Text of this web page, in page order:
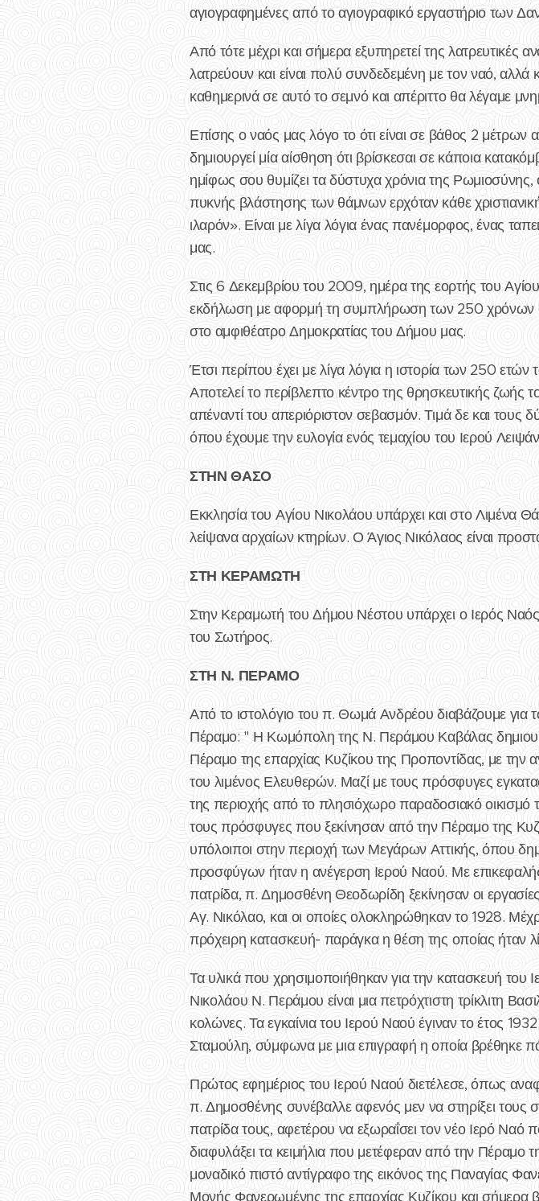
αγιογραφημένες από το αγιογραφικό εργαστήριο των
Από τότε μέχρι και σήμερα εξυπηρετεί της λατρευτικές
λατρεύουν και είναι πολύ συνδεδεμένη με τον ναό,
καθημερινά σε αυτό το σεμνό και απέριττο θα λέγαμε
Επίσης ο ναός μας λόγο το ότι είναι σε βάθος 2 μέτρων
δημιουργεί μία αίσθηση ότι βρίσκεσαι σε κάποια
ημίφως σου θυμίζει τα δύστυχα χρόνια της
πυκνής βλάστησης των θάμνων ερχόταν κάθε
ιλαρόν». Είναι με λίγα λόγια ένας πανέμορφος, ένας
μας.
Στις 6 Δεκεμβρίου του 2009, ημέρα της εορτής του
εκδήλωση με αφορμή τη συμπλήρωση των 250 χρόνων
στο αμφιθέατρο Δημοκρατίας του Δήμου μας.
Έτσι περίπου έχει με λίγα λόγια η ιστορία των 250
Αποτελεί το περίβλεπτο κέντρο της θρησκευτικής
απέναντί του απεριόριστον σεβασμόν. Τιμά δε και τους
όπου έχουμε την ευλογία ενός τεμαχίου του Ιερού
ΣΤΗΝ ΘΑΣΟ
Εκκλησία του Αγίου Νικολάου υπάρχει και στο Λιμένα
λείψανα αρχαίων κτηρίων. Ο Άγιος Νικόλαος είναι
ΣΤΗ ΚΕΡΑΜΩΤΗ
Στην Κεραμωτή του Δήμου Νέστου υπάρχει ο Ιερός
του Σωτήρος.
ΣΤΗ Ν. ΠΕΡΑΜΟ
Από το ιστολόγιο του π. Θωμά Ανδρέου διαβάζουμε για
Πέραμο: " Η Κωμόπολη της Ν. Περάμου Καβάλας
Πέραμο της επαρχίας Κυζίκου της Προποντίδας, με
του λιμένος Ελευθερών. Μαζί με τους πρόσφυγες
της περιοχής από το πλησιόχωρο παραδοσιακό οικισμό
τους πρόσφυγες που ξεκίνησαν από την Πέραμο της
υπόλοιποι στην περιοχή των Μεγάρων Αττικής, όπου
προσφύγων ήταν η ανέγερση Ιερού Ναού. Με
πατρίδα, π. Δημοσθένη Θεοδωρίδη ξεκίνησαν οι
Αγ. Νικόλαο, και οι οποίες ολοκληρώθηκαν το 1928.
πρόχειρη κατασκευή- παράγκα η θέση της οποίας ήταν
Τα υλικά που χρησιμοποιήθηκαν για την κατασκευή του
Νικολάου Ν. Περάμου είναι μια πετρόχτιστη τρίκλιτη
κολώνες. Τα εγκαίνια του Ιερού Ναού έγιναν το έτος
Σταμούλη, σύμφωνα με μια επιγραφή η οποία βρέθηκε
Πρώτος εφημέριος του Ιερού Ναού διετέλεσε, όπως
π. Δημοσθένης συνέβαλλε αφενός μεν να στηρίξει τους
πατρίδα τους, αφετέρου να εξωραΐσει τον νέο Ιερό
διαφυλάξει τα κειμήλια που μετέφεραν από την Πέραμο
μοναδικό πιστό αντίγραφο της εικόνος της Παναγίας
Μονής Φανερωμένης της επαρχίας Κυζίκου και σήμερα